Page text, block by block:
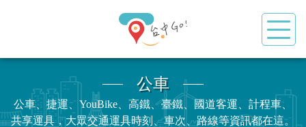
公車
公車、捷運、YouBike、高鐵、臺鐵、國道客運、計程車、
共享運具，大眾交通運具時刻、車次、路線等資訊都在這。